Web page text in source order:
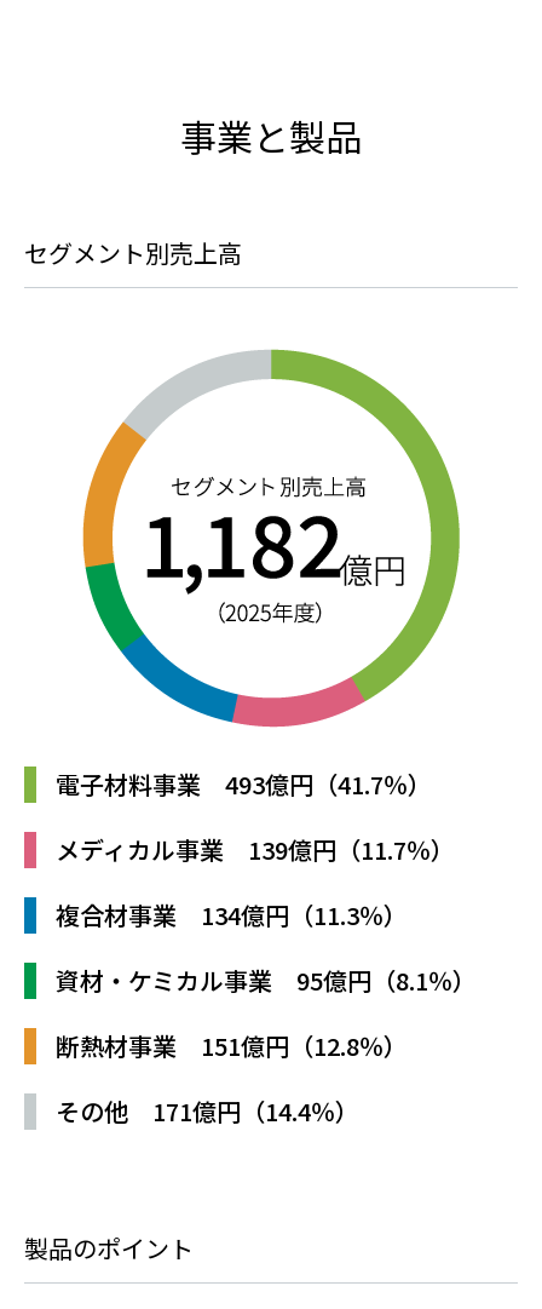
事業と製品
セグメント別売上高
電子材料事業 493億円（41.7％）
メディカル事業 139億円（11.7％）
複合材事業 134億円（11.3％）
資材・ケミカル事業 95億円（8.1％）
断熱材事業 151億円（12.8％）
その他 171億円（14.4％）
製品のポイント